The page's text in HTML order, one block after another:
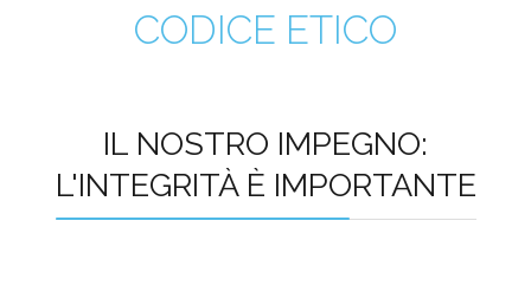
CODICE ETICO
IL NOSTRO IMPEGNO:
L'INTEGRITÀ È IMPORTANTE